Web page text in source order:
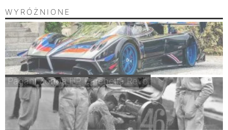
WYRÓŻNIONE
Pagani Zonda HP Barchetta Revo